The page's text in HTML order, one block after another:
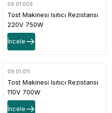
09.01.009
Tost Makinesi Isıtıcı Rezistansı
220V 750W
İncele
09.01.011
Tost Makinesi Isıtıcı Rezistansı
110V 700W
İncele